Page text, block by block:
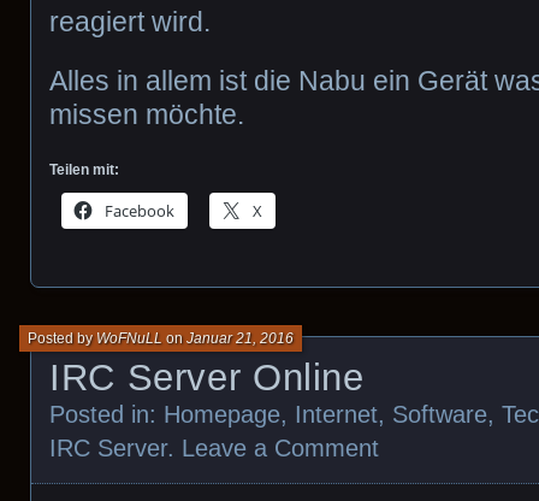
reagiert wird.
Alles in allem ist die Nabu ein Gerät
missen möchte.
Teilen mit:
Facebook X
IRC Server Online
Posted by WoFNuLL onJanuar 21, 2016
Posted in: Homepage, Internet, Software,
IRC Server. Leave a Comment